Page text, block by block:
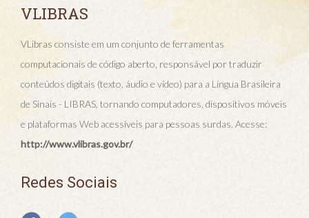
VLIBRAS
VLibras consiste em um conjunto de ferramentas
computacionais de código aberto, responsável por traduzir
conteúdos digitais (texto, áudio e vídeo) para a Língua Brasileira
de Sinais - LIBRAS, tornando computadores, dispositivos móveis
e plataformas Web acessíveis para pessoas surdas. Acesse:
http://www.vlibras.gov.br/
Redes Sociais